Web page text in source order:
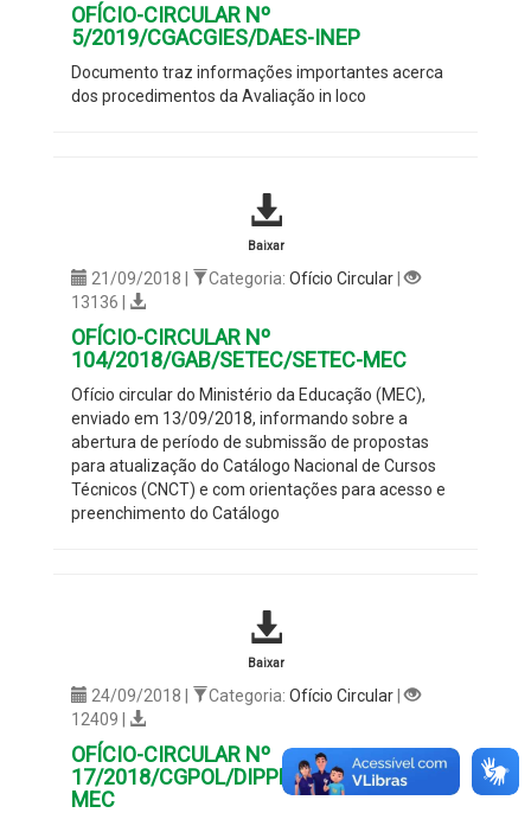
OFÍCIO-CIRCULAR Nº
5/2019/CGACGIES/DAES-INEP
Documento traz informações importantes acerca
dos procedimentos da Avaliação in loco
Baixar
21/09/2018 | Categoria: Ofício Circular |
13136 |
OFÍCIO-CIRCULAR Nº
104/2018/GAB/SETEC/SETEC-MEC
Ofício circular do Ministério da Educação (MEC),
enviado em 13/09/2018, informando sobre a
abertura de período de submissão de propostas
para atualização do Catálogo Nacional de Cursos
Técnicos (CNCT) e com orientações para acesso e
preenchimento do Catálogo
Baixar
24/09/2018 | Categoria: Ofício Circular |
12409 |
OFÍCIO-CIRCULAR Nº
17/2018/CGPOL/DIPPES/SESU/SESU-
MEC